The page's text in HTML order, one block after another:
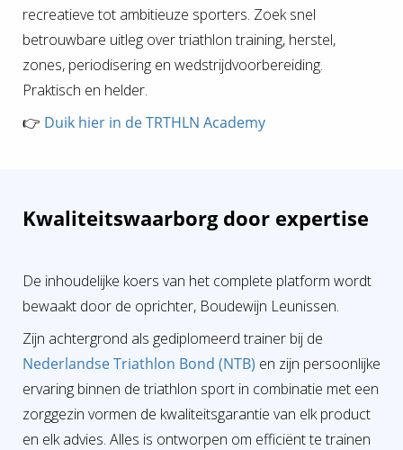
recreatieve tot ambitieuze sporters. Zoek snel
betrouwbare uitleg over triathlon training, herstel,
zones, periodisering en wedstrijdvoorbereiding.
Praktisch en helder.
👉 Duik hier in de TRTHLN Academy
Kwaliteitswaarborg door expertise
De inhoudelijke koers van het complete platform wordt
bewaakt door de oprichter, Boudewijn Leunissen.
Zijn achtergrond als gediplomeerd trainer bij de
Nederlandse Triathlon Bond (NTB) en zijn persoonlijke
ervaring binnen de triathlon sport in combinatie met een
zorggezin vormen de kwaliteitsgarantie van elk product
en elk advies. Alles is ontworpen om efficiënt te trainen